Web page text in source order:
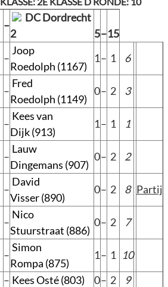
–
DC Dordrecht
2
5–15
–
Joop
Roedolph (1167)
1– 1
6
–
Fred
Roedolph (1149)
0– 2
3
–
Kees van
Dijk (913)
1– 1
1
–
Lauw
Dingemans (907)
0– 2
2
–
David
Visser (890)
0– 2 8 Partij
–
Nico
Stuurstraat (886)
0– 2 7
–
Simon
Rompa (875)
1– 1 10
– Kees Osté (803) 0– 2
9